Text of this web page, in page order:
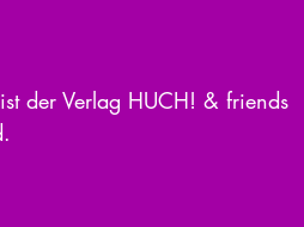
der Verlag HUCH! & friends